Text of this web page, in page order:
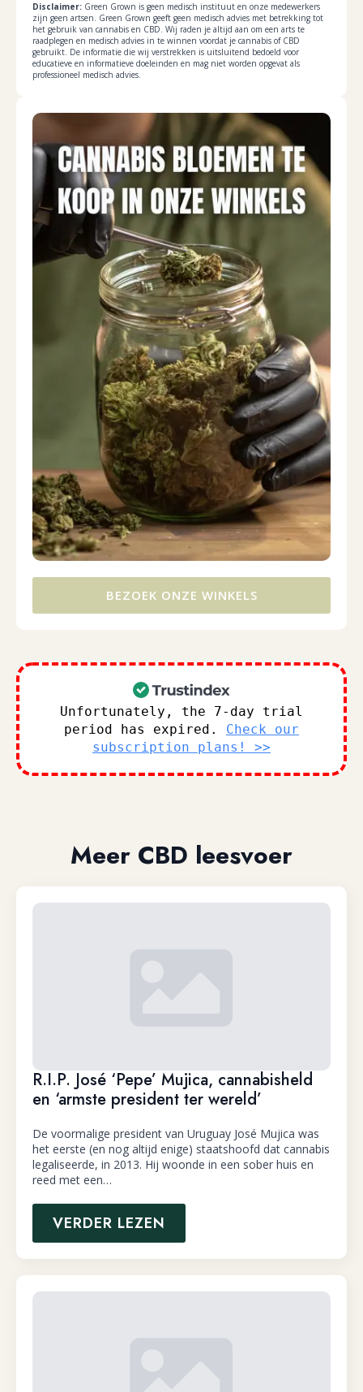
Disclaimer: Green Grown is geen medisch instituut en onze medewerkers
zijn geen artsen. Green Grown geeft geen medisch advies met betrekking tot
het gebruik van cannabis en CBD. Wij raden je altijd aan om een arts te
raadplegen en medisch advies in te winnen voordat je cannabis of CBD
gebruikt. De informatie die wij verstrekken is uitsluitend bedoeld voor
educatieve en informatieve doeleinden en mag niet worden opgevat als
professioneel medisch advies.
BEZOEK ONZE WINKELS
Unfortunately, the 7-day trial
period has expired. Check our
subscription plans! >>
Meer CBD leesvoer
R.I.P. José ‘Pepe’ Mujica, cannabisheld
en ‘armste president ter wereld’
De voormalige president van Uruguay José Mujica was
het eerste (en nog altijd enige) staatshoofd dat cannabis
legaliseerde, in 2013. Hij woonde in een sober huis en
reed met een…
VERDER LEZEN